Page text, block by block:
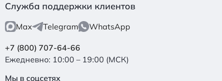
Служба поддержки клиентов
Max Telegram WhatsApp
+7 (800) 707-64-66
Ежедневно: 10:00 – 19:00 (МСК)
Мы в соцсетях